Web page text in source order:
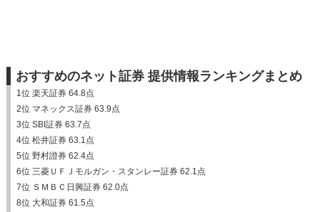
おすすめのネット証券 提供情報ランキングまとめ
1位 楽天証券 64.8点
2位 マネックス証券 63.9点
3位 SBI証券 63.7点
4位 松井証券 63.1点
5位 野村證券 62.4点
6位 三菱ＵＦＪモルガン・スタンレー証券 62.1点
7位 ＳＭＢＣ日興証券 62.0点
8位 大和証券 61.5点